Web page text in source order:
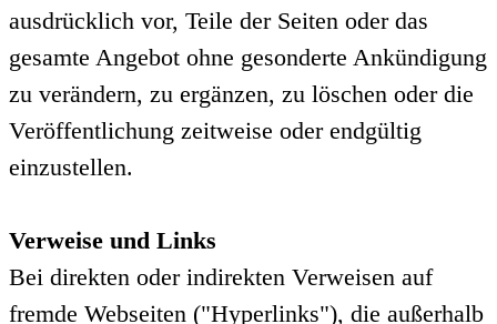
ausdrücklich vor, Teile der Seiten oder das
gesamte Angebot ohne gesonderte Ankündigung
zu verändern, zu ergänzen, zu löschen oder die
Veröffentlichung zeitweise oder endgültig
einzustellen.
Verweise und Links
Bei direkten oder indirekten Verweisen auf
fremde Webseiten ("Hyperlinks"), die außerhalb